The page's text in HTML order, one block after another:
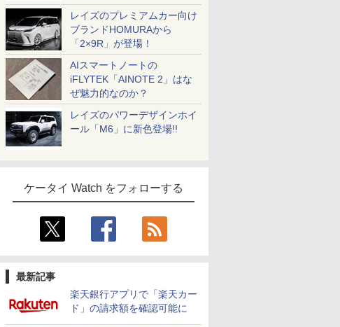
レイズのプレミアムカー向け
ブランドHOMURAから
「2×9R」が登場！
AIスマートノートの
iFLYTEK「AINOTE 2」はな
ぜ魅力的なのか？
レイズのパワーデザインホイ
ール「M6」に新色登場!!
ケータイ Watch をフォローする
最新記事
楽天銀行アプリで「楽天カー
ド」の請求額を確認可能に